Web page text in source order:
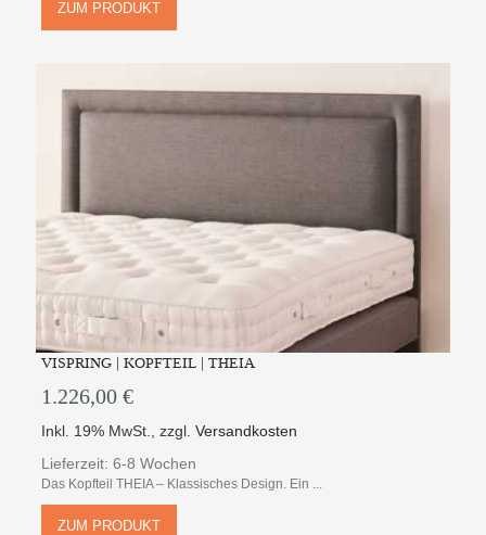
ZUM PRODUKT
VISPRING | KOPFTEIL | THEIA
1.226,00 €
Inkl. 19% MwSt. ,zzgl.Versandkosten
Lieferzeit: 6-8 Wochen
Das Kopfteil THEIA – Klassisches Design. Ein ...
ZUM PRODUKT